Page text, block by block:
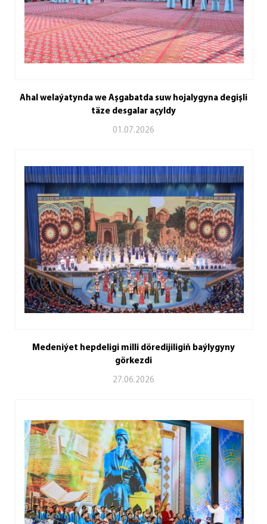
Ahal welaýatynda we Aşgabatda suw hojalygyna degişli
täze desgalar açyldy
01.07.2026
Medeniýet hepdeligi milli döredijiligiň baýlygyny
görkezdi
27.06.2026